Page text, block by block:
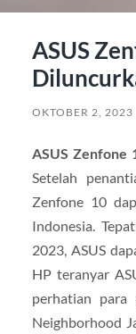
ASUS
OKTOBER 2, 2023
ASUS Zenfone
Setelah
Zenfone 10
Indonesia.
2023, ASUS
HP teranyar
perhatian para
Neighborhood